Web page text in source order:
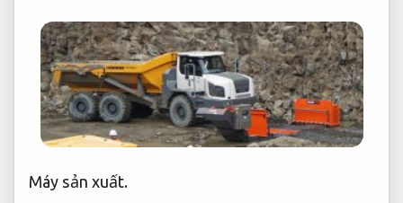
Máy sản xuất.